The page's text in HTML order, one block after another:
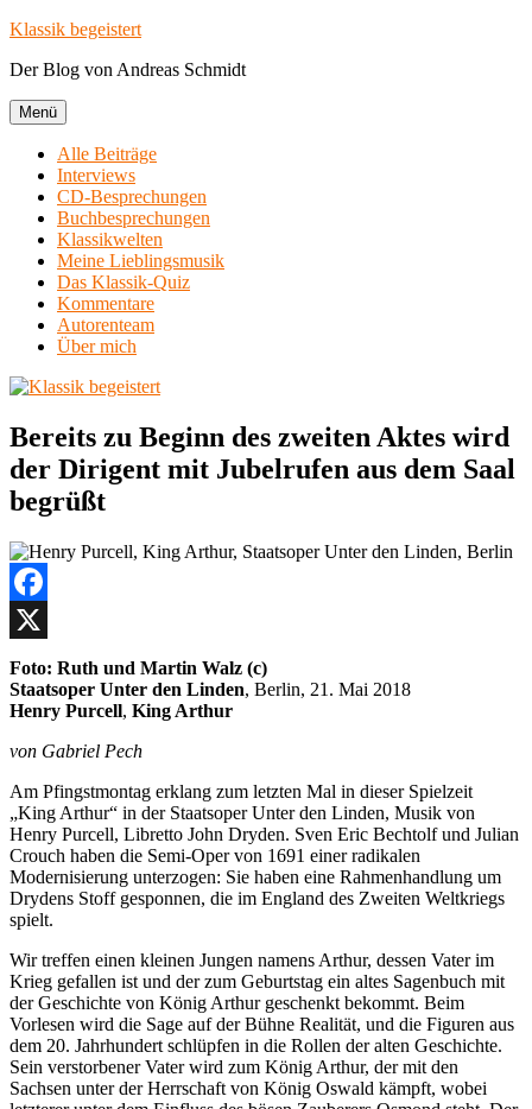
Zum
springen
Klassik begeistert
Der Blog von Andreas Schmidt
Menü
Alle Beiträge
Interviews
CD-Besprechungen
Buchbesprechungen
Klassikwelten
Meine Lieblingsmusik
Das Klassik-Quiz
Kommentare
Autorenteam
Über mich
Bereits zu Beginn des zweiten Aktes wird
der Dirigent mit Jubelrufen aus dem Saal
begrüßt
Facebook
X
Foto: Ruth und Martin Walz (c)
Staatsoper Unter den Linden, Berlin, 21. Mai 2018
Henry Purcell, King Arthur
von Gabriel Pech
Am Pfingstmontag erklang zum letzten Mal in dieser Spielzeit
„King Arthur“ in der Staatsoper Unter den Linden, Musik von
Henry Purcell, Libretto John Dryden. Sven Eric Bechtolf und Julian
Crouch haben die Semi-Oper von 1691 einer radikalen
Modernisierung unterzogen: Sie haben eine Rahmenhandlung um
Drydens Stoff gesponnen, die im England des Zweiten Weltkriegs
spielt.
Wir treffen einen kleinen Jungen namens Arthur, dessen Vater im
Krieg gefallen ist und der zum Geburtstag ein altes Sagenbuch mit
der Geschichte von König Arthur geschenkt bekommt. Beim
Vorlesen wird die Sage auf der Bühne Realität, und die Figuren aus
dem 20. Jahrhundert schlüpfen in die Rollen der alten Geschichte.
Sein verstorbener Vater wird zum König Arthur, der mit den
Sachsen unter der Herrschaft von König Oswald kämpft, wobei